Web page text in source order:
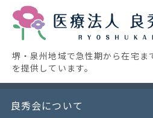
堺・泉州地域で急性期から在宅ま
を提供しています。
良秀会について